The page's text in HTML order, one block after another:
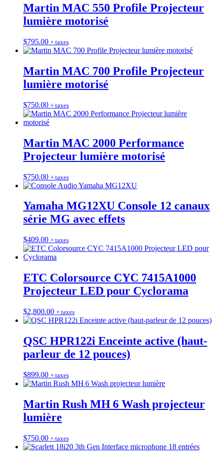
Martin MAC 550 Profile Projecteur
lumière motorisé
$795.00 + taxes
Martin MAC 700 Profile Projecteur
lumière motorisé
$750.00 + taxes
Martin MAC 2000 Performance
Projecteur lumière motorisé
$750.00 + taxes
Yamaha MG12XU Console 12 canaux
série MG avec effets
$409.00 + taxes
ETC Colorsource CYC 7415A1000
Projecteur LED pour Cyclorama
$2,800.00 + taxes
QSC HPR122i Enceinte active (haut-
parleur de 12 pouces)
$899.00 + taxes
Martin Rush MH 6 Wash projecteur
lumière
$750.00 + taxes